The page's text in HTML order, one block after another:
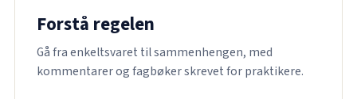
Forstå regelen
Gå fra enkeltsvaret til sammenhengen, med
kommentarer og fagbøker skrevet for praktikere.